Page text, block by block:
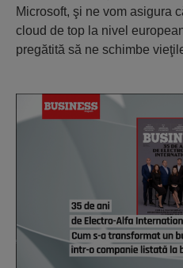
Microsoft, şi ne vom asigura
cloud de top la nivel
pregătită să ne schimbe